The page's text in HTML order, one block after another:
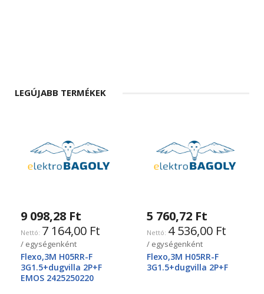
LEGÚJABB TERMÉKEK
9 098,28 Ft
7 164,00 Ft
/ egységenként
Flexo,3M H05RR-F
3G1.5+dugvilla 2P+F
EMOS 2425250220
5 760,72 Ft
4 536,00 Ft
/ egységenként
Flexo,3M H05RR-F
3G1.5+dugvilla 2P+F